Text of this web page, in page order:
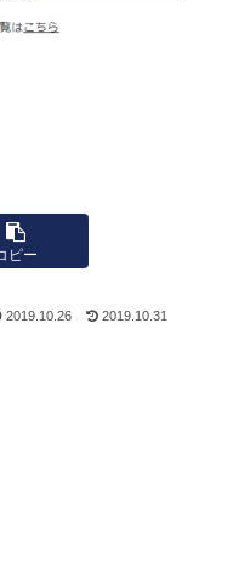
ピー
2019.10.26 2019.10.31